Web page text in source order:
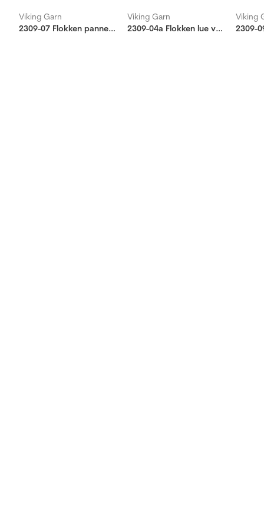
Viking Garn
2309-07 Flokken pannebånd
Viking Garn
2309-04a Flokken lue voksen
Viking